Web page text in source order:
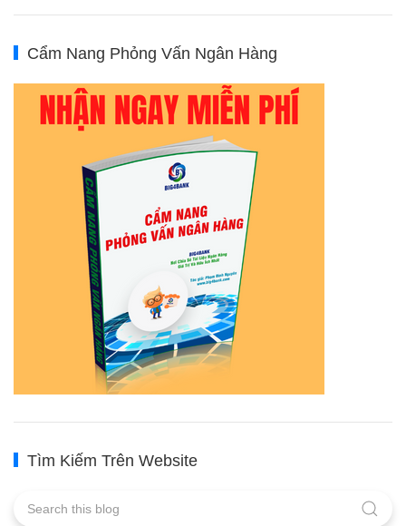
Cẩm Nang Phỏng Vấn Ngân Hàng
Tìm Kiếm Trên Website